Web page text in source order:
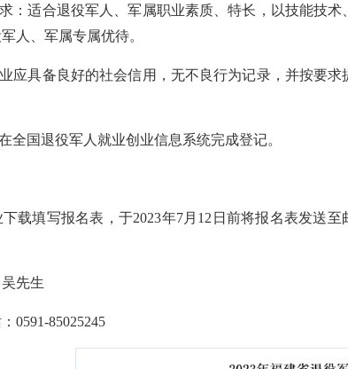
适合退役军人、军属职业素质、特长，以技能技术
人、军属专属优待。
具备良好的社会信用，无不良行为记录，并按要求
国退役军人就业创业信息系统完成登记。
填写报名表，于2023年7月12日前将报名表发送至
先生
85025245